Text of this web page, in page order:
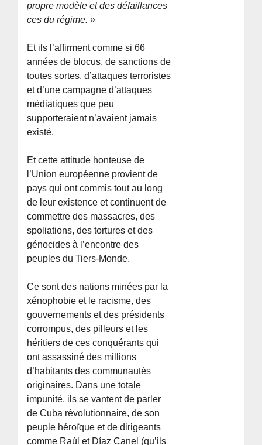
propre modèle et des défaillances
ces du régime. »
Et ils l’affirment comme si 66
années de blocus, de sanctions de
toutes sortes, d’attaques terroristes
et d’une campagne d’attaques
médiatiques que peu
supporteraient n’avaient jamais
existé.
Et cette attitude honteuse de
l’Union européenne provient de
pays qui ont commis tout au long
de leur existence et continuent de
commettre des massacres, des
spoliations, des tortures et des
génocides à l’encontre des
peuples du Tiers-Monde.
Ce sont des nations minées par la
xénophobie et le racisme, des
gouvernements et des présidents
corrompus, des pilleurs et les
héritiers de ces conquérants qui
ont assassiné des millions
d’habitants des communautés
originaires. Dans une totale
impunité, ils se vantent de parler
de Cuba révolutionnaire, de son
peuple héroïque et de dirigeants
comme Raúl et Díaz Canel (qu’ils